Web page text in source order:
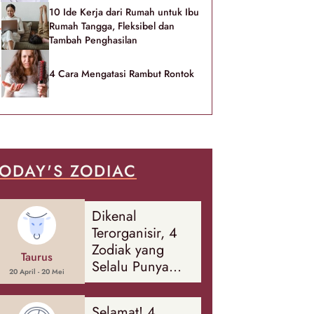
10 Ide Kerja dari Rumah untuk Ibu
Rumah Tangga, Fleksibel dan
Tambah Penghasilan
4 Cara Mengatasi Rambut Rontok
ZODIAC
Taurus
20 April - 20 Mei
Dikenal
Terorganisir, 4
Zodiak yang
Selalu Punya
Rencana
Cadangan Soal